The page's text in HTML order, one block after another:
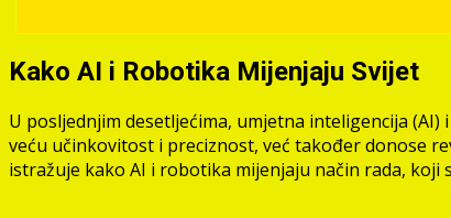
Kako AI i Robotika Mijenjaju Svijet
U posljednjim desetljećima, umjetna inteligencija
veću učinkovitost i preciznost, već također donose
istražuje kako AI i robotika mijenjaju način rada,